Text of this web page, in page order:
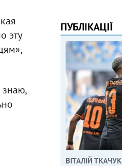
эту
-
знаю,
ПУБЛІКАЦІЇ
ВІТАЛІЙ ТКАЧУК